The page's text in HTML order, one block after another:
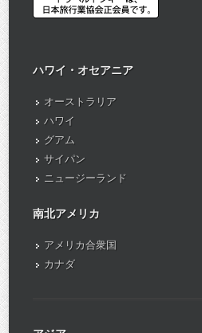
ハワイ・オセアニア
オーストラリア
ハワイ
グアム
サイパン
ニュージーランド
南北アメリカ
アメリカ合衆国
カナダ